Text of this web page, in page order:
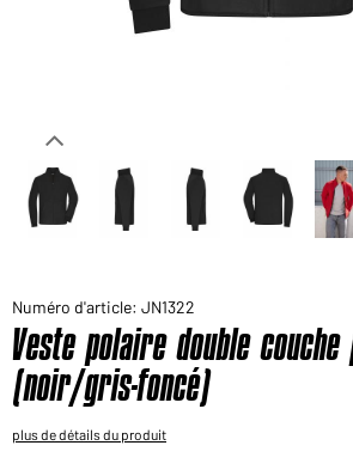
Voudriez-vous acheter des produits
Numéro d'article: JN1322
Veste polaire double
(noir/gris-foncé)
plus de détails du produit